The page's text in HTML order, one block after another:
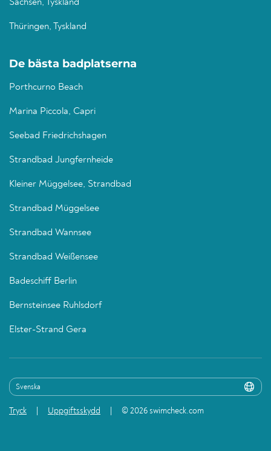
Sachsen, Tyskland
Thüringen, Tyskland
De bästa badplatserna
Porthcurno Beach
Marina Piccola, Capri
Seebad Friedrichshagen
Strandbad Jungfernheide
Kleiner Müggelsee, Strandbad
Strandbad Müggelsee
Strandbad Wannsee
Strandbad Weißensee
Badeschiff Berlin
Bernsteinsee Ruhlsdorf
Elster-Strand Gera
Tryck Uppgiftsskydd © 2026 swimcheck.com